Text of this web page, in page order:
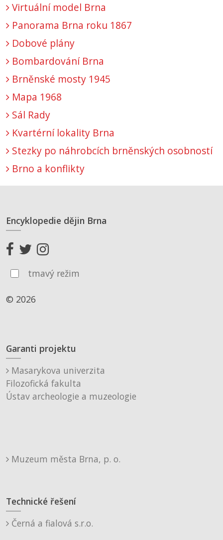
Virtuální model Brna
Panorama Brna roku 1867
Dobové plány
Bombardování Brna
Brněnské mosty 1945
Mapa 1968
Sál Rady
Kvartérní lokality Brna
Stezky po náhrobcích brněnských osobností
Brno a konflikty
Encyklopedie dějin Brna
tmavý režim
© 2026
Garanti projektu
Masarykova univerzita
Filozofická fakulta
Ústav archeologie a muzeologie
Muzeum města Brna, p. o.
Technické řešení
Černá a fialová s.r.o.